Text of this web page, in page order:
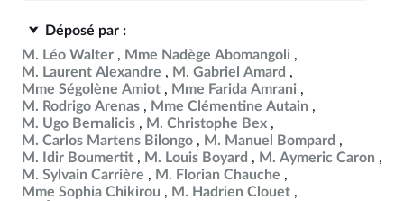
Déposé par :
M. Léo Walter
Mme Nadège Abomangoli
M. Laurent Alexandre
M. Gabriel Amard
Mme Ségolène Amiot
Mme Farida Amrani
M. Rodrigo Arenas
Mme Clémentine Autain
M. Ugo Bernalicis
M. Christophe Bex
M. Carlos Martens Bilongo
M. Manuel Bompard
M. Idir Boumertit
M. Louis Boyard
M. Aymeric Caron
M. Sylvain Carrière
M. Florian Chauche
Mme Sophia Chikirou
M. Hadrien Clouet